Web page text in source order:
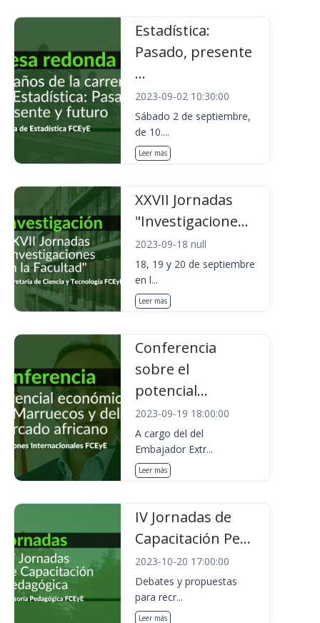
Estadística:
Pasado, presente
...
2023-09-02 10:30:00
Sábado 2 de septiembre,
de 10....
Leer más
XXVII Jornadas
"Investigacione...
2023-09-18 null
18, 19 y 20 de septiembre
en l...
Leer más
Conferencia
sobre el
potencial...
2023-09-19 18:00:00
A cargo del del
Embajador Extr...
Leer más
IV Jornadas de
Capacitación Pe...
2023-10-20 17:00:00
Debates y propuestas
para recr...
Leer más